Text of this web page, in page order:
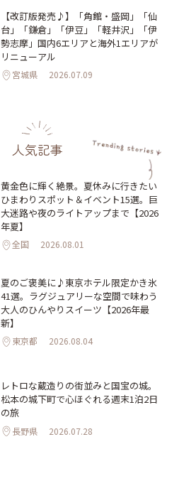
【改訂版発売♪】「角館・盛岡」「仙
台」「鎌倉」「伊豆」「軽井沢」「伊
勢志摩」国内6エリアと海外1エリアが
リニューアル
宮城県 2026.07.09
人気記事
黄金色に輝く絶景。夏休みに行きたい
ひまわりスポット＆イベント15選。巨
大迷路や夜のライトアップまで【2026
年夏】
全国 2026.08.01
夏のご褒美に♪東京ホテル限定かき氷
41選。ラグジュアリーな空間で味わう
大人のひんやりスイーツ【2026年最
新】
東京都 2026.08.04
レトロな蔵造りの街並みと国宝の城。
松本の城下町で心ほぐれる週末1泊2日
の旅
長野県 2026.07.28